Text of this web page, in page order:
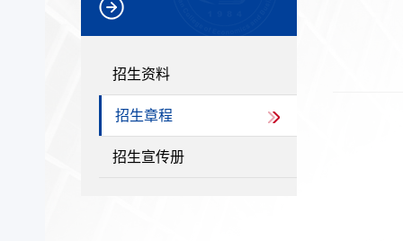
招生资料
招生章程
招生宣传册